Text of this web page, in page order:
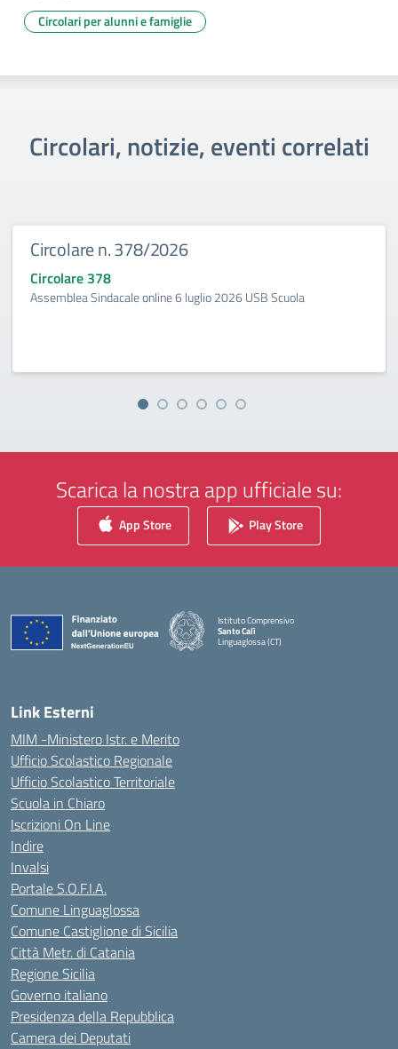
Circolari per alunni e famiglie
Circolari, notizie, eventi correlati
Circolare n. 378/2026
Circolare 378
Assemblea Sindacale online 6 luglio 2026 USB Scuola
Scarica la nostra app ufficiale su:
App Store Play Store
Istituto Comprensivo
Santo Calì
Linguaglossa (CT)
— Visita la pagina iniziale della scuola
Link Esterni
MIM -Ministero Istr. e Merito
Ufficio Scolastico Regionale
Ufficio Scolastico Territoriale
Scuola in Chiaro
Iscrizioni On Line
Indire
Invalsi
Portale S.O.F.I.A.
Comune Linguaglossa
Comune Castiglione di Sicilia
Città Metr. di Catania
Regione Sicilia
Governo italiano
Presidenza della Repubblica
Camera dei Deputati